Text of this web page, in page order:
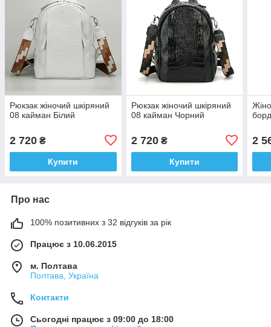
Рюкзак жіночий шкіряний
08 кайман Білий
2 720 ₴
Купити
Рюкзак жіночий шкіряний
08 кайман Чорний
2 720₴
Купити
2
Про нас
100% позитивних з 32 відгуків за рік
Працює з 10.06.2015
м. Полтава
Полтава, Україна
Контакти
Сьогодні працює з 09:00 до 18:00